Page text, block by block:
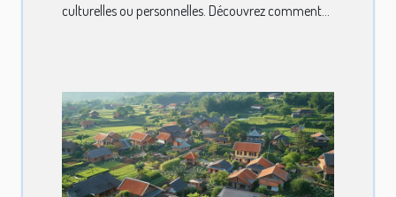
culturelles ou personnelles. Découvrez comment...